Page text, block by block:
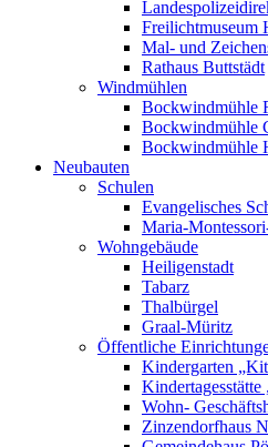
Freilichtmuseum
Mal- und
Rathaus Buttstädt
Windmühlen
Bockwindmühle
Bockwindmühle
Bockwindmühle
Neubauten
Schulen
Evangelisches
Maria-
Wohngebäude
Heiligenstadt
Tabarz
Thalbürgel
Graal-Müritz
Öffentliche
Kindergarten
Kindertagesstätte
Wohn-
Zinzendorfhaus